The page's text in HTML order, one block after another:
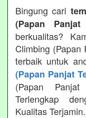
Bingung cari
(Papan Panjat
berkualitas?
Climbing (Papan
terbaik untuk
(Papan Panjat
(Papan
Terlengkap
Kualitas Terjamin.